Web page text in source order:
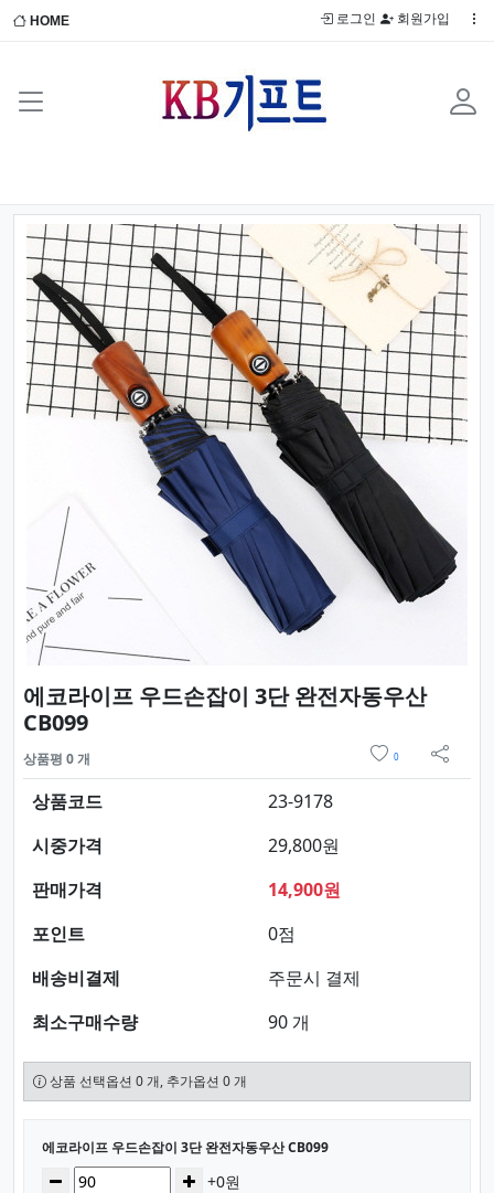
HOME 로그인 회원가입
에코라이프 우드손잡이 3단 완전자동우산
CB099요약정보 및 구매
상품평 0 개 0
sns 공
상품코드
23-9178
시중가격
29,800원
판매가격
14,900원
포인트
0점
배송비결제
주문시 결제
최소구매수량
90 개
상품 선택옵션 0 개, 추가옵션 0 개
선택된 옵션
에코라이프 우드손잡이 3단 완전자동우산 CB099
수량감소 증가+0원